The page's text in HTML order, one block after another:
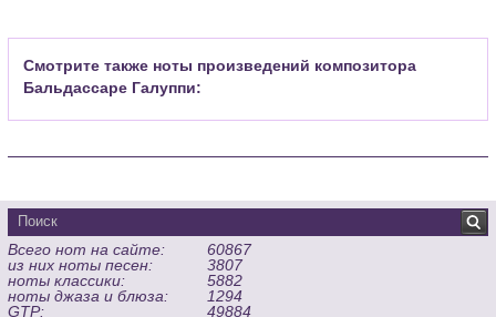
Смотрите также ноты произведений композитора
Бальдассаре Галуппи:
Всего нот на сайте:
60867
из них ноты песен:
3807
ноты классики:
5882
ноты джаза и блюза:
1294
GTP:
49884